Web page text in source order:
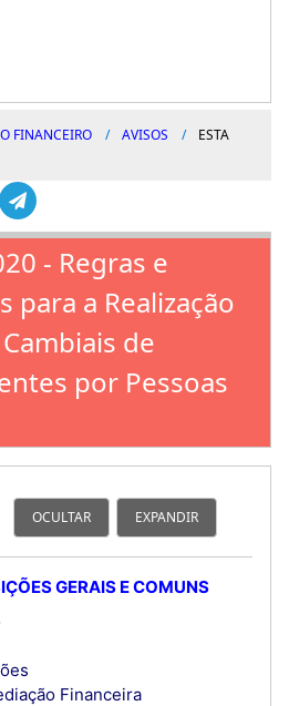
FINANCEIRO AVISOS
ESTA
- Regras e
para a Realização
de
por Pessoas
OCULTAR EXPANDIR
GERAIS E COMUNS
Financeira